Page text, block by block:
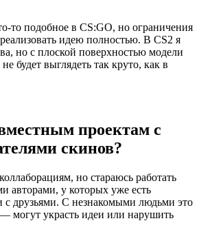
то подобное в CS:GO, но ограничения
идею полностью. В CS2 я
но с плоской поверхностью модели
будет выглядеть так круто, как в
проектам с
скинов?
но стараюсь работать
авторами, у которых уже есть
с друзьями. С незнакомыми людьми это
могут украсть идеи или нарушить